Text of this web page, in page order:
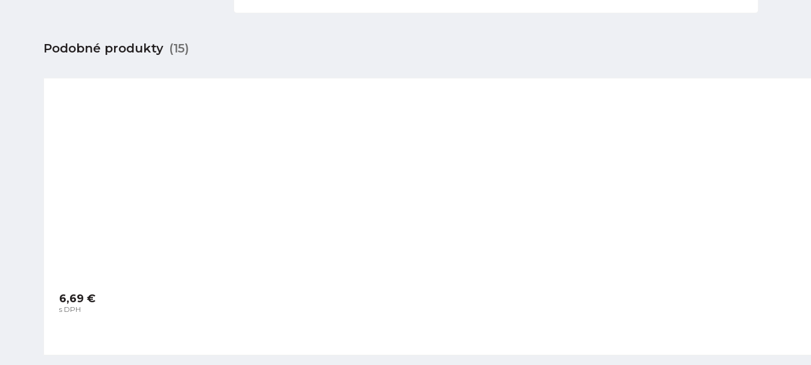
Podobné produkty (15)
6,69 €
s DPH